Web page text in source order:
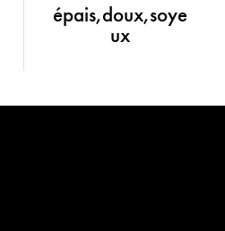
épais,doux,soye
ux